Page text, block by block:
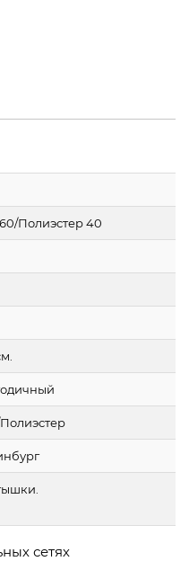
Полиэстер 40
сетях